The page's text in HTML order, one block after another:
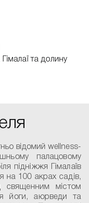
та долину
відомий wellness-
палацовому
підніжжя Гімалаїв
на 100 акрах садів,
священним містом
йоги, аюрведи та